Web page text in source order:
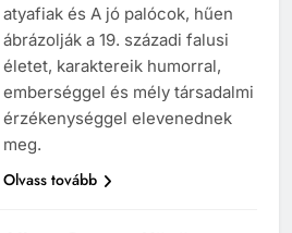
atyafiak és A jó palócok, hűen
ábrázolják a 19. századi falusi
életet, karaktereik humorral,
emberséggel és mély társadalmi
érzékenységgel elevenednek
meg.
Olvass tovább